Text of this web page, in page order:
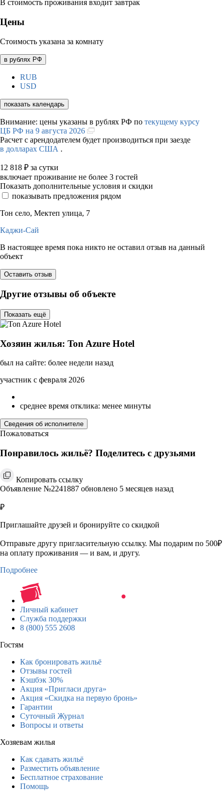
В стоимость проживания входит завтрак
Цены
Стоимость указана за комнату
в рублях РФ
RUB
USD
показать календарь
Внимание: цены указаны в рублях РФ по текущему курсу
ЦБ РФ на 9 августа 2026
Расчет с арендодателем будет производиться при заезде
в долларах США .
12 818 ₽ за сутки
включает проживание не более 3 гостей
Показать дополнительные условия и скидки
показывать предложения рядом
Тон село, Мектеп улица, 7
Каджи-Сай
В настоящее время пока никто не оставил отзыв на данный
объект
Оставить отзыв
Другие отзывы об объекте
Показать ещё
Хозяин жилья: Ton Azure Hotel
был на сайте: более недели назад
участник с февраля 2026
среднее время отклика: менее минуты
Сведения об исполнителе
Пожаловаться
Понравилось жильё? Поделитесь с друзьями
Копировать ссылку
Объявление №2241887 обновлено 5 месяцев назад
₽
Приглашайте друзей и бронируйте со скидкой
Отправьте другу пригласительную ссылку. Мы подарим по 500₽
на оплату проживания — и вам, и другу.
Подробнее
Личный кабинет
Служба поддержки
8 (800) 555 2608
Гостям
Как бронировать жильё
Отзывы гостей
Кэшбэк 30%
Акция «Пригласи друга»
Акция «Скидка на первую бронь»
Гарантии
Суточный Журнал
Вопросы и ответы
Хозяевам жилья
Как сдавать жильё
Разместить объявление
Бесплатное страхование
Помощь